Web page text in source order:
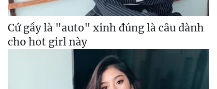
Cứ gầy là "auto" xinh đúng là câu dành
cho hot girl này